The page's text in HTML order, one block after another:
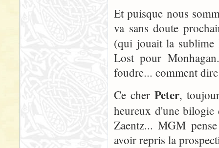
Et puisque nous
va sans doute
(qui jouait la
Lost pour
foudre... comment
Ce cher Peter,
heureux d'une bilogie
Zaentz... MGM
avoir repris la